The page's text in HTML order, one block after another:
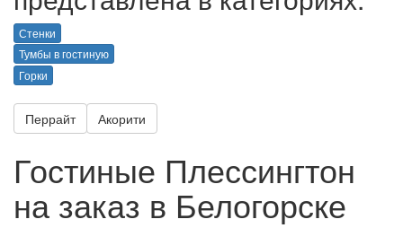
Стенки
Тумбы в гостиную
Горки
Перрайт Акорити
Гостиные Плессингтон
на заказ в Белогорске